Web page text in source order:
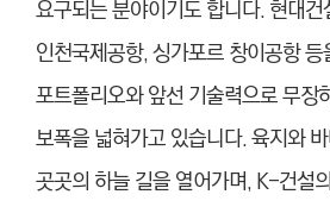
요구되는 분야이기도 합니다. 현대
인천국제공항, 싱가포르 창이공항
포트폴리오와 앞선 기술력으로 무장
보폭을 넓혀가고 있습니다. 육지와
곳곳의 하늘 길을 열어가며, K-건설